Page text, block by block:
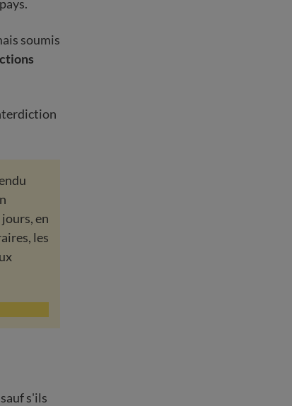
soumis
en
les
s'ils